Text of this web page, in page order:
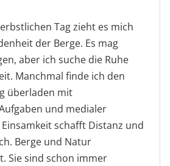
Tag zieht es mich
der Berge. Es mag
aber ich suche die Ruhe
Manchmal finde ich den
überladen mit
und medialer
schafft Distanz und
Berge und Natur
Sie sind schon immer